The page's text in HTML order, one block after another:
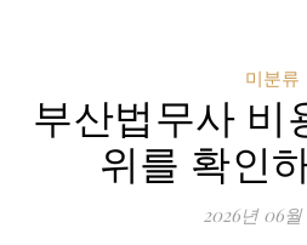
미분류
부산법무사 비
위를 확인
2026년 06월